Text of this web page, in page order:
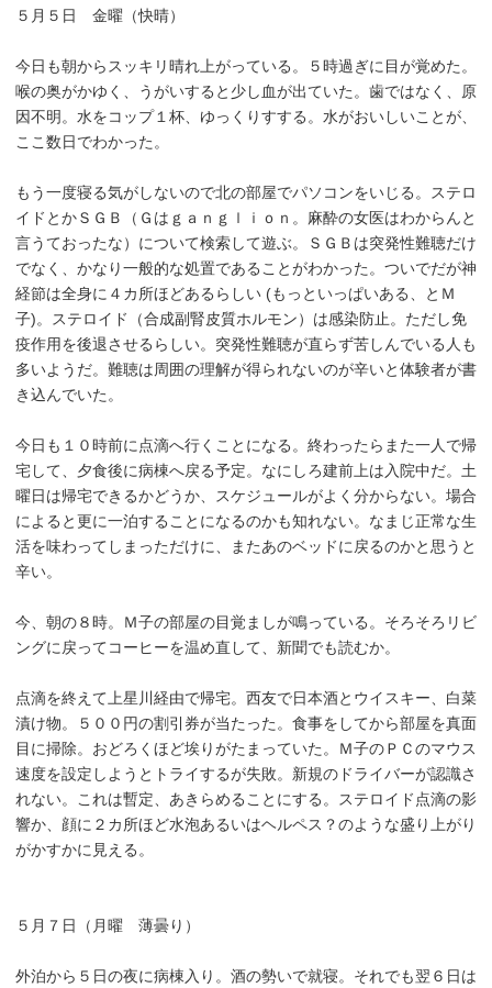
５月５日 金曜（快晴）
今日も朝からスッキリ晴れ上がっている。５時過ぎに目が覚めた。
喉の奥がかゆく、うがいすると少し血が出ていた。歯ではなく、原
因不明。水をコップ１杯、ゆっくりすする。水がおいしいことが、
ここ数日でわかった。
もう一度寝る気がしないので北の部屋でパソコンをいじる。ステロ
イドとかＳＧＢ（Ｇはｇａｎｇｌｉｏｎ。麻酔の女医はわからんと
言うておったな）について検索して遊ぶ。ＳＧＢは突発性難聴だけ
でなく、かなり一般的な処置であることがわかった。ついでだが神
経節は全身に４カ所ほどあるらしい (もっといっぱいある、とＭ
子)。ステロイド（合成副腎皮質ホルモン）は感染防止。ただし免
疫作用を後退させるらしい。突発性難聴が直らず苦しんでいる人も
多いようだ。難聴は周囲の理解が得られないのが辛いと体験者が書
き込んでいた。
今日も１０時前に点滴へ行くことになる。終わったらまた一人で帰
宅して、夕食後に病棟へ戻る予定。なにしろ建前上は入院中だ。土
曜日は帰宅できるかどうか、スケジュールがよく分からない。場合
によると更に一泊することになるのかも知れない。なまじ正常な生
活を味わってしまっただけに、またあのベッドに戻るのかと思うと
辛い。
今、朝の８時。Ｍ子の部屋の目覚ましが鳴っている。そろそろリビ
ングに戻ってコーヒーを温め直して、新聞でも読むか。
点滴を終えて上星川経由で帰宅。西友で日本酒とウイスキー、白菜
漬け物。５００円の割引券が当たった。食事をしてから部屋を真面
目に掃除。おどろくほど埃りがたまっていた。Ｍ子のＰＣのマウス
速度を設定しようとトライするが失敗。新規のドライバーが認識さ
れない。これは暫定、あきらめることにする。ステロイド点滴の影
響か、顔に２カ所ほど水泡あるいはヘルペス？のような盛り上がり
がかすかに見える。
５月７日（月曜 薄曇り）
外泊から５日の夜に病棟入り。酒の勢いで就寝。それでも翌６日は